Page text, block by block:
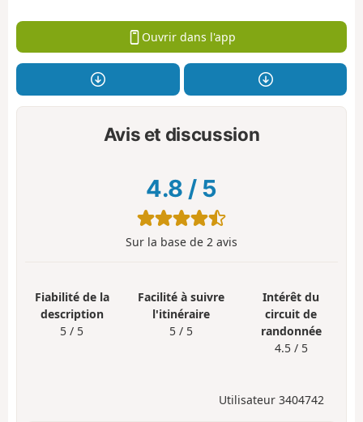
Ouvrir dans l'app
Avis et discussion
4.8 / 5
Sur la base de 2 avis
Fiabilité de la
description
5 / 5
Facilité à suivre
l'itinéraire
5 / 5
Intérêt du
circuit de
randonnée
4.5 / 5
Utilisateur 3404742